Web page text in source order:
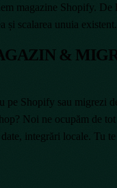
magazine Shopify. De
și scalarea unuia existent.
&
pe Shopify sau migrezi
Noi ne ocupăm de
integrări locale. Tu